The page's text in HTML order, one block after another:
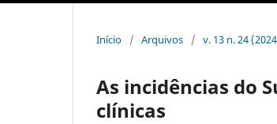
Início / Arquivos / v. 13 n. 24
As incidências do
clínicas